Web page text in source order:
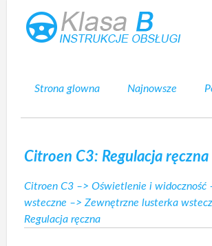
Strona glowna Najnowsze
Citroen C3: Regulacja ręczna
Citroen C3 –> Oświetlenie i widoczność
wsteczne –>Zewnętrzne lusterka
Regulacja ręczna